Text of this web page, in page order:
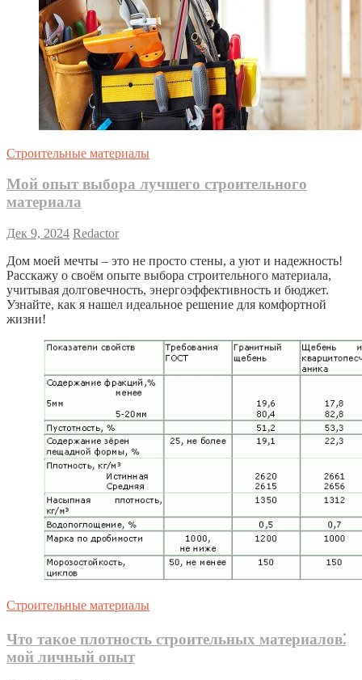
Строительные материалы
Мой опыт выбора лучшего строительного
материала
Дек 9, 2024 Redactor
Дом моей мечты – это не просто стены, а уют и надежность!
Расскажу о своём опыте выбора строительного материала,
учитывая долговечность, энергоэффективность и бюджет.
Узнайте, как я нашел идеальное решение для комфортной
жизни!
Строительные материалы
Что такое плотность строительных материалов⁚
мой личный опыт